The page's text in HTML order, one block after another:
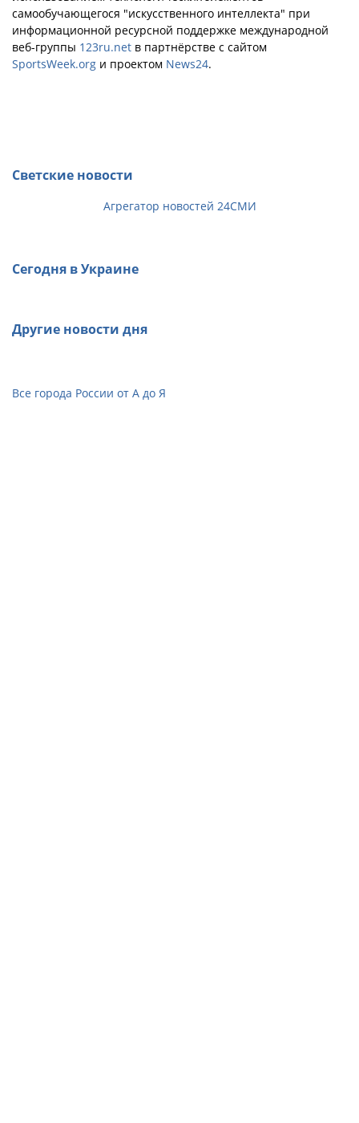
самообучающегося "искусственного интеллекта" при
информационной ресурсной поддержке международной
веб-группы 123ru.net в партнёрстве с сайтом
SportsWeek.org и проектом News24.
Светские новости
Агрегатор новостей 24СМИ
Сегодня в Украине
Другие новости дня
Все города России от А до Я